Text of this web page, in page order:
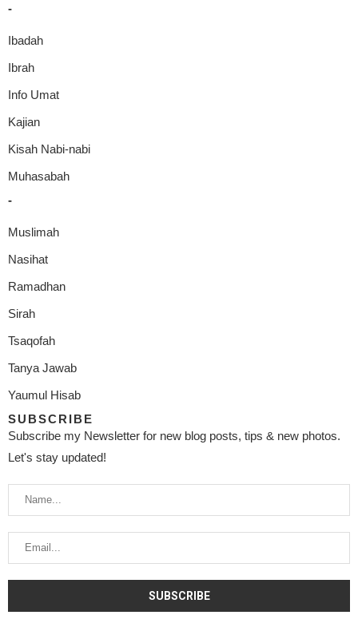
-
Ibadah
Ibrah
Info Umat
Kajian
Kisah Nabi-nabi
Muhasabah
-
Muslimah
Nasihat
Ramadhan
Sirah
Tsaqofah
Tanya Jawab
Yaumul Hisab
SUBSCRIBE
Subscribe my Newsletter for new blog posts, tips & new photos.
Let's stay updated!